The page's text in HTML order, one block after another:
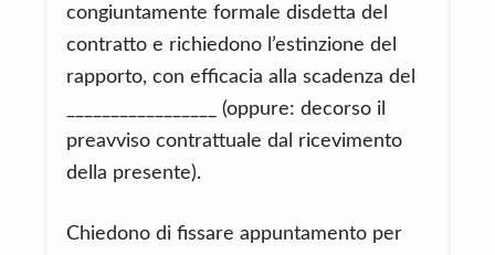
congiuntamente formale disdetta del
contratto e richiedono l’estinzione del
rapporto, con efficacia alla scadenza del
_________________ (oppure: decorso il
preavviso contrattuale dal ricevimento
della presente).
Chiedono di fissare appuntamento per